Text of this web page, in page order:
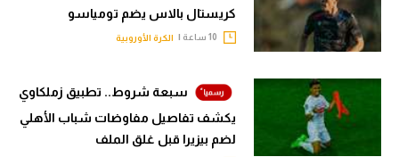
كريستال بالاس يضم تومياسو
الكرة الأوروبية
سبعة شروط.. تطبيق زملكاوي
يكشف تفاصيل مفاوضات شباب الأهلي
لضم بيزيرا قبل غلق الملف